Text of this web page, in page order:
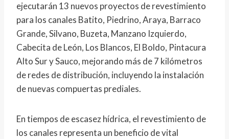
ejecutarán 13 nuevos proyectos de revestimiento
para los canales Batito, Piedrino, Araya, Barraco
Grande, Silvano, Buzeta, Manzano Izquierdo,
Cabecita de León, Los Blancos, El Boldo, Pintacura
Alto Sur y Sauco, mejorando más de 7 kilómetros
de redes de distribución, incluyendo la instalación
de nuevas compuertas prediales.
En tiempos de escasez hídrica, el revestimiento de
los canales representa un beneficio de vital